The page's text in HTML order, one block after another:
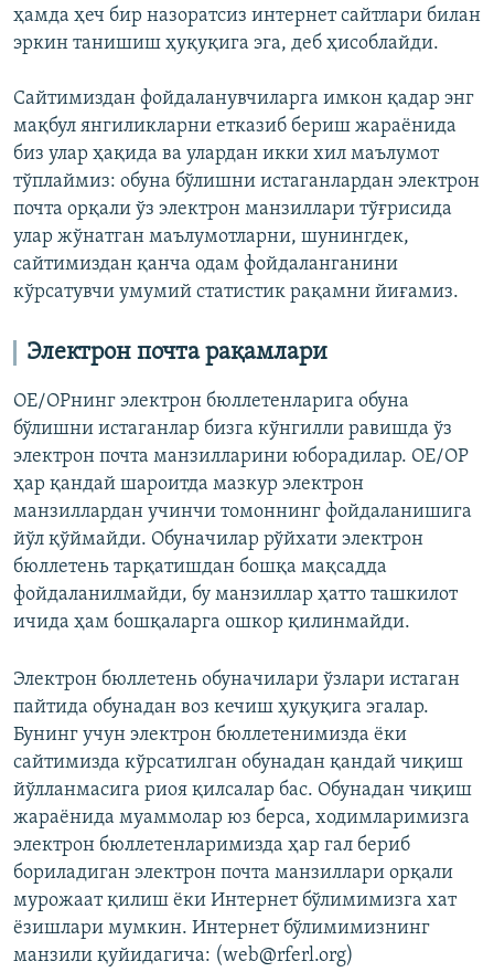
ҳамда ҳеч бир назоратсиз интернет сайтлари билан
эркин танишиш ҳуқуқига эга, деб ҳисоблайди.
Сайтимиздан фойдаланувчиларга имкон қадар энг
мақбул янгиликларни етказиб бериш жараёнида
биз улар ҳақида ва улардан икки хил маълумот
тўплаймиз: обуна бўлишни истаганлардан электрон
почта орқали ўз электрон манзиллари тўғрисида
улар жўнатган маълумотларни, шунингдек,
сайтимиздан қанча одам фойдаланганини
кўрсатувчи умумий статистик рақамни йиғамиз.
Электрон почта рақамлари
ОЕ/ОРнинг электрон бюллетенларига обуна
бўлишни истаганлар бизга кўнгилли равишда ўз
электрон почта манзилларини юборадилар. ОЕ/ОР
ҳар қандай шароитда мазкур электрон
манзиллардан учинчи томоннинг фойдаланишига
йўл қўймайди. Обуначилар рўйхати электрон
бюллетень тарқатишдан бошқа мақсадда
фойдаланилмайди, бу манзиллар ҳатто ташкилот
ичида ҳам бошқаларга ошкор қилинмайди.
Электрон бюллетень обуначилари ўзлари истаган
пайтида обунадан воз кечиш ҳуқуқига эгалар.
Бунинг учун электрон бюллетенимизда ёки
сайтимизда кўрсатилган обунадан қандай чиқиш
йўлланмасига риоя қилсалар бас. Обунадан чиқиш
жараёнида муаммолар юз берса, ходимларимизга
электрон бюллетенларимизда ҳар гал бериб
бориладиган электрон почта манзиллари орқали
мурожаат қилиш ёки Интернет бўлимимизга хат
ёзишлари мумкин. Интернет бўлимимизнинг
манзили қуйидагича: (web@rferl.org)